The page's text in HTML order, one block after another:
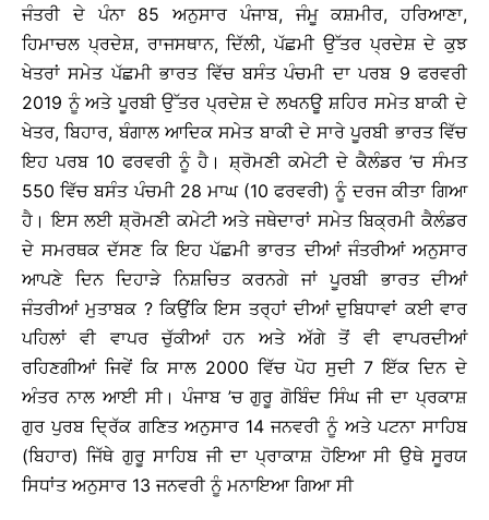
ਜੰਤਰੀ ਦੇ ਪੰਨਾ 85 ਅਨੁਸਾਰ ਪੰਜਾਬ, ਜੰਮੂ ਕਸ਼ਮੀਰ, ਹਰਿਆਣਾ,
ਹਿਮਾਚਲ ਪ੍ਰਦੇਸ਼, ਰਾਜਸਥਾਨ, ਦਿੱਲੀ, ਪੱਛਮੀ ਉੱਤਰ ਪ੍ਰਦੇਸ਼ ਦੇ ਕੁਝ
ਖੇਤਰਾਂ ਸਮੇਤ ਪੱਛਮੀ ਭਾਰਤ ਵਿੱਚ ਬਸੰਤ ਪੰਚਮੀ ਦਾ ਪਰਬ 9 ਫਰਵਰੀ
2019 ਨੂੰ ਅਤੇ ਪੂਰਬੀ ਉੱਤਰ ਪ੍ਰਦੇਸ਼ ਦੇ ਲਖਨਊ ਸ਼ਹਿਰ ਸਮੇਤ ਬਾਕੀ ਦੇ
ਖੇਤਰ, ਬਿਹਾਰ, ਬੰਗਾਲ ਆਦਿਕ ਸਮੇਤ ਬਾਕੀ ਦੇ ਸਾਰੇ ਪੂਰਬੀ ਭਾਰਤ ਵਿੱਚ
ਇਹ ਪਰਬ 10 ਫਰਵਰੀ ਨੂੰ ਹੈ। ਸ਼੍ਰੋਮਣੀ ਕਮੇਟੀ ਦੇ ਕੈਲੰਡਰ ’ਚ ਸੰਮਤ
550 ਵਿੱਚ ਬਸੰਤ ਪੰਚਮੀ 28 ਮਾਘ (10 ਫਰਵਰੀ) ਨੂੰ ਦਰਜ ਕੀਤਾ ਗਿਆ
ਹੈ। ਇਸ ਲਈ ਸ਼੍ਰੋਮਣੀ ਕਮੇਟੀ ਅਤੇ ਜਥੇਦਾਰਾਂ ਸਮੇਤ ਬਿਕ੍ਰਮੀ ਕੈਲੰਡਰ
ਦੇ ਸਮਰਥਕ ਦੱਸਣ ਕਿ ਇਹ ਪੱਛਮੀ ਭਾਰਤ ਦੀਆਂ ਜੰਤਰੀਆਂ ਅਨੁਸਾਰ
ਆਪਣੇ ਦਿਨ ਦਿਹਾੜੇ ਨਿਸ਼ਚਿਤ ਕਰਨਗੇ ਜਾਂ ਪੂਰਬੀ ਭਾਰਤ ਦੀਆਂ
ਜੰਤਰੀਆਂ ਮੁਤਾਬਕ ? ਕਿਉਂਕਿ ਇਸ ਤਰ੍ਹਾਂ ਦੀਆਂ ਦੁਬਿਧਾਵਾਂ ਕਈ ਵਾਰ
ਪਹਿਲਾਂ ਵੀ ਵਾਪਰ ਚੁੱਕੀਆਂ ਹਨ ਅਤੇ ਅੱਗੇ ਤੋਂ ਵੀ ਵਾਪਰਦੀਆਂ
ਰਹਿਣਗੀਆਂ ਜਿਵੇਂ ਕਿ ਸਾਲ 2000 ਵਿੱਚ ਪੋਹ ਸੁਦੀ 7 ਇੱਕ ਦਿਨ ਦੇ
ਅੰਤਰ ਨਾਲ ਆਈ ਸੀ। ਪੰਜਾਬ ’ਚ ਗੁਰੂ ਗੋਬਿੰਦ ਸਿੰਘ ਜੀ ਦਾ ਪ੍ਰਕਾਸ਼
ਗੁਰ ਪੁਰਬ ਦ੍ਰਿੱਕ ਗਣਿਤ ਅਨੁਸਾਰ 14 ਜਨਵਰੀ ਨੂੰ ਅਤੇ ਪਟਨਾ ਸਾਹਿਬ
(ਬਿਹਾਰ) ਜਿੱਥੇ ਗੁਰੂ ਸਾਹਿਬ ਜੀ ਦਾ ਪ੍ਰਾਕਾਸ਼ ਹੋਇਆ ਸੀ ਉਥੇ ਸੂਰਯ
ਸਿਧਾਂਤ ਅਨੁਸਾਰ 13 ਜਨਵਰੀ ਨੂੰ ਮਨਾਇਆ ਗਿਆ ਸੀ